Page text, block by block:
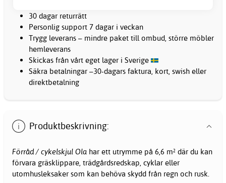
30 dagar returrätt
Personlig support 7 dagar i veckan
Trygg leverans – mindre paket till ombud, större möbler
hemleverans
Skickas från vårt eget lager i Sverige
Säkra betalningar –30-dagars faktura, kort, swish eller
direktbetalning
Produktbeskrivning:
Förråd / cykelskjul Ola har ett utrymme på 6,6 m² där du kan
förvara gräsklippare, trädgårdsredskap, cyklar eller
utomhusleksaker som kan behöva skydd från regn och rusk.